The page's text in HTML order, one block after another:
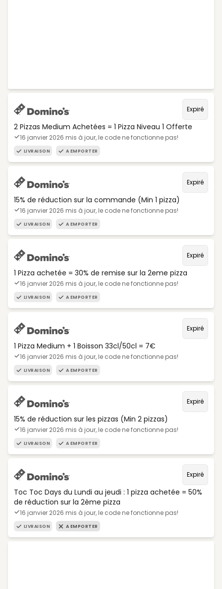
Expiré
2 Pizzas Medium Achetées = 1 Pizza Niveau 1 Offerte
16 janvier 2026 mis à jour, le code ne fonctionne pas!
LIVRAISON A EMPORTER
Expiré
15% de réduction sur la commande (Min 1 pizza)
16 janvier 2026 mis à jour, le code ne fonctionne pas!
LIVRAISON A EMPORTER
Expiré
1 Pizza achetée = 30% de remise sur la 2eme pizza
16 janvier 2026 mis à jour, le code ne fonctionne pas!
LIVRAISON A EMPORTER
Expiré
1 Pizza Medium + 1 Boisson 33cl/50cl = 7€
16 janvier 2026 mis à jour, le code ne fonctionne pas!
LIVRAISON A EMPORTER
Expiré
15% de réduction sur les pizzas (Min 2 pizzas)
16 janvier 2026 mis à jour, le code ne fonctionne pas!
LIVRAISON A EMPORTER
Expiré
Toc Toc Days du Lundi au jeudi : 1 pizza achetée = 50%
de réduction sur la 2ème pizza
16 janvier 2026 mis à jour, le code ne fonctionne pas!
LIVRAISON A EMPORTER